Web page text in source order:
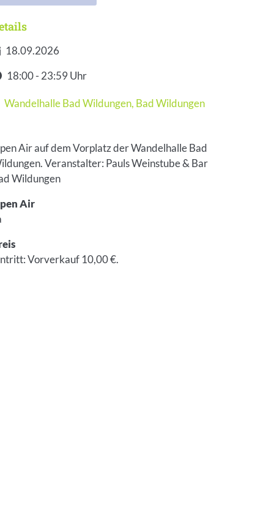
18.09.2026
18:00 - 23:59 Uhr
Wandelhalle Bad Wildungen, Bad Wildungen
Air auf dem Vorplatz der Wandelhalle Bad
Veranstalter: Pauls Weinstube & Bar
Wildungen
Air
Vorverkauf 10,00 €.